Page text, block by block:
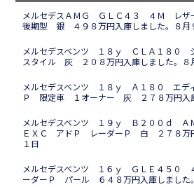
メルセデスＡＭＧ ＧＬＣ４３ ４Ｍ レ
後期型 銀 ４９８万円入庫しました。８月
メルセデスベンツ １８ｙ ＣＬＡ１８０
スタイル 灰 ２０８万円入庫しました。８
メルセデスベンツ １８ｙ Ａ１８０ エデ
Ｐ 限定車 １オーナー 灰 ２７８万円入
メルセデスベンツ １９ｙ Ｂ２００ｄ Ａ
ＥＸＣ アドＰ レーダーＰ 白 ２７８万
１日
メルセデスベンツ １６ｙ ＧＬＥ４５０
ーダーＰ パール ６４８万円入庫しました